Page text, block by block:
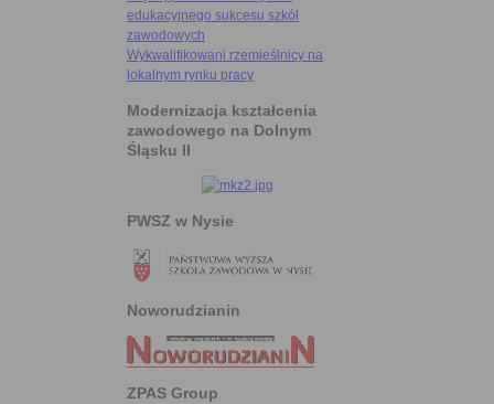
edukacyjnego sukcesu szkół
zawodowych
Wykwalifikowani rzemieślnicy na
lokalnym rynku pracy
Modernizacja kształcenia
zawodowego na Dolnym
Śląsku II
PWSZ w Nysie
Noworudzianin
ZPAS Group